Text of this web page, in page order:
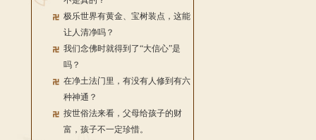
极乐世界有黄金、宝树装点，这能
让人清净吗？
我们念佛时就得到了“大信心”是
吗？
在净土法门里，有没有人修到有六
种神通？
按世俗法来看，父母给孩子的财
富，孩子不一定珍惜。